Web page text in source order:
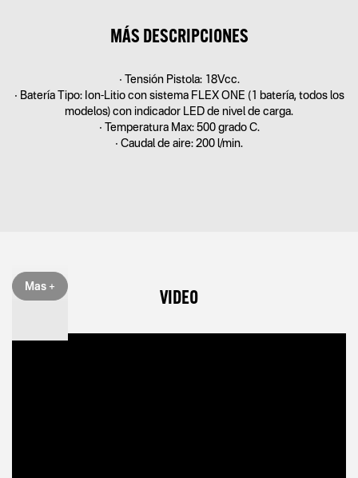
MÁS DESCRIPCIONES
• Tensión Pistola: 18Vcc.
• Batería Tipo: Ion-Litio con sistema FLEX ONE (1 batería, todos los
modelos) con indicador LED de nivel de carga.
• Temperatura Max: 500 grado C.
• Caudal de aire: 200 l/min.
Mas + VIDEO